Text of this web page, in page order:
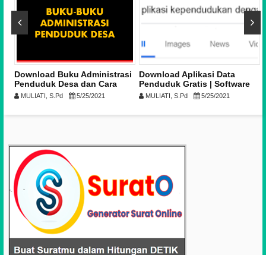
Download Buku Administrasi
Penduduk Desa dan Cara
Pengisiannya
MULIATI, S.Pd 5/25/2021
Download Aplikasi Data
Penduduk Gratis | Software
Kependudukan RT RW Desa
MULIATI, S.Pd 5/25/2021